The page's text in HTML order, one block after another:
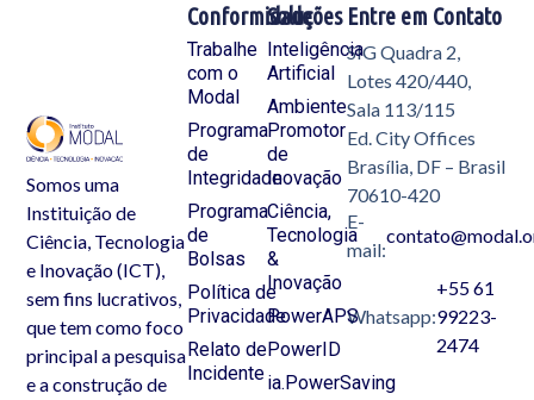
Somos uma
Instituição de
Ciência, Tecnologia
e Inovação (ICT),
sem fins lucrativos,
que tem como foco
principal a pesquisa
e a construção de
Soluções
Inteligência
Artificial
Ambiente
Promotor
de
Inovação
Ciência,
Tecnologia
&
Inovação
PowerAPS
PowerID
ia.PowerSaving
Conformidade
Trabalhe
com o
Modal
Programa
de
Integridade
Programa
de
Bolsas
Política de
Privacidade
Relato de
Incidente
Entre em Contato
SIG Quadra 2,
Lotes 420/440,
Sala 113/115
Ed. City Offices
Brasília, DF – Brasil
70610-420
E-
mail:
Whatsapp:
+55 61
99223-
2474